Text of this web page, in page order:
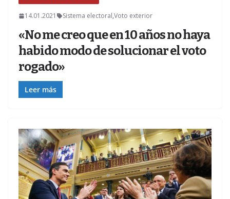
14.01.2021 Sistema electoral,Voto exterior
«No me creo que en 10 años no haya
habido modo de solucionar el voto
rogado»
Leer más